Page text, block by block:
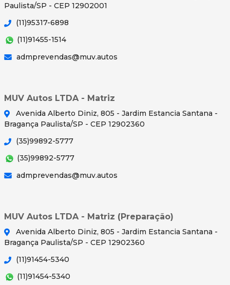
Paulista/SP - CEP 12902001
(11)95317-6898
(11)91455-1514
admprevendas@muv.autos
MUV Autos LTDA - Matriz
Avenida Alberto Diniz, 805 - Jardim Estancia Santana -
Bragança Paulista/SP - CEP 12902360
(35)99892-5777
(35)99892-5777
admprevendas@muv.autos
MUV Autos LTDA - Matriz (Preparação)
Avenida Alberto Diniz, 805 - Jardim Estancia Santana -
Bragança Paulista/SP - CEP 12902360
(11)91454-5340
(11)91454-5340